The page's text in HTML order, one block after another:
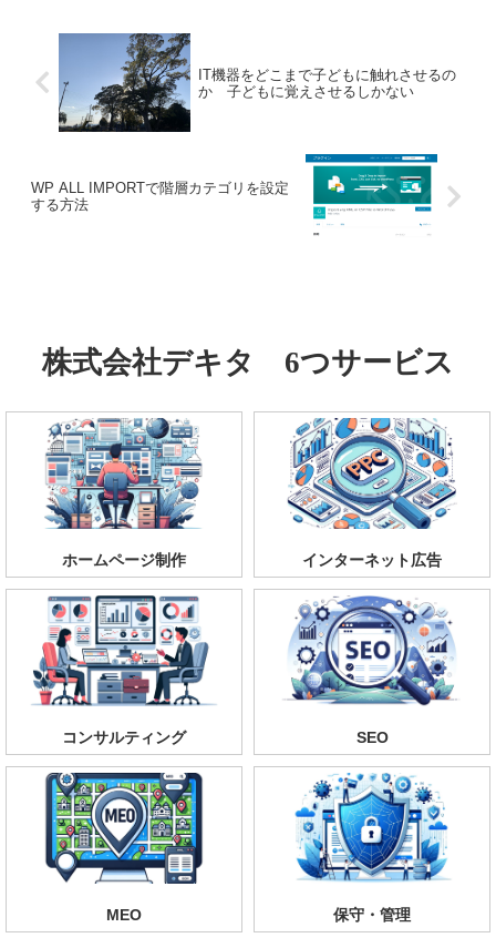
IT機器をどこまで子どもに触れさせるの
か 子どもに覚えさせるしかない
WP ALL IMPORTで階層カテゴリを設定
する方法
株式会社デキタ 6つサービス
ホームページ制作 インターネット広告
コンサルティング SEO
MEO 保守・管理